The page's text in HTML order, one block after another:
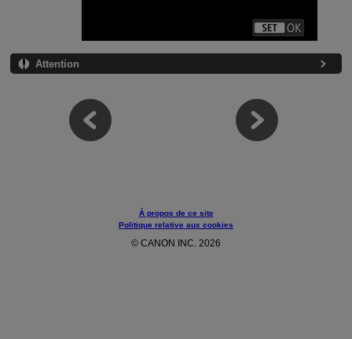
Attention
À propos de ce site
Politique relative aux cookies
© CANON INC. 2026